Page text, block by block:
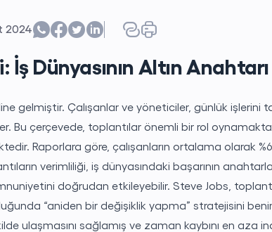
2024
İş Dünyasının Altın Anahtarı
gelmiştir. Çalışanlar ve yöneticiler, günlük işlerini
Bu çerçevede, toplantılar önemli bir rol
Raporlara göre, çalışanların ortalama olarak
verimliliği, iş dünyasındaki başarının
doğrudan etkileyebilir. Steve Jobs,
“aniden bir değişiklik yapma” stratejisini
ulaşmasını sağlamış ve zaman kaybını en aza